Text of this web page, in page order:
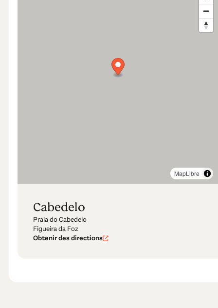
Cabedelo
Praia do Cabedelo
Figueira da Foz
Obtenir des directions
MapLibre